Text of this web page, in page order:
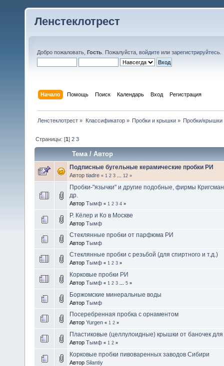
Ленстеклотрест
Добро пожаловать, Гость . Пожалуйста, войдите или зарегистрируйтесь
Начало Помощь Поиск Календарь Вход Регистрация
Ленстеклотрест » Классификатор» Пробки и крышки» Пробки/
Страницы: [1]2 3
Тема/Автор
Подписные бугельные керамические пробки РИ
Автор tiadre « 1 2 3 12 »
Пробки-"язычки" и другие подобные, фирмы
др.
Автор Тымф « 1 2 3 4 »
Р. Кёлер и Ко в Москве
Автор Тымф
Стеклянные пробки от парфюма РИ
Автор Тымф
Стеклянные пробки с резьбой (для спиртного и т.д.)
Автор Тымф « 1 2 3 »
Корковые пробки РИ
Автор Тымф « 1 2 3 5 »
Боржомские минеральные воды
Автор Тымф
Посеребренная пробка с орнаментом
Автор Yurgen « 1 2 »
Пластиковые (целлулоидные) крышки от баночек
Автор Тымф « 1 2 »
Корковые пробки пивоваренных заводов Сибири
Автор Silantiy